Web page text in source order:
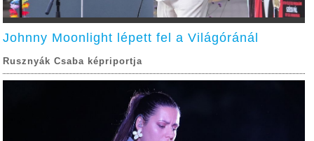
Johnny Moonlight lépett fel a Világóránál
Rusznyák Csaba képriportja